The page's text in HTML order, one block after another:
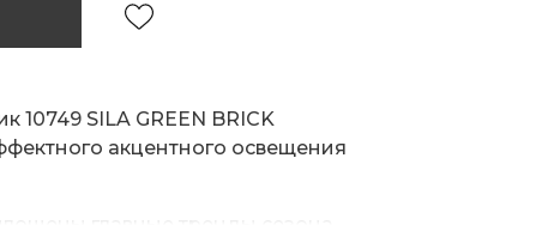
10749 SILA GREEN BRICK
акцентного освещения
главные тренды сезона –